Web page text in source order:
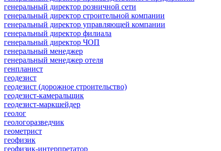
генеральный директор розничной сети
генеральный директор строительной компании
генеральный директор управляющей компании
генеральный директор филиала
генеральный директор ЧОП
генеральный менеджер
генеральный менеджер отеля
генпланист
геодезист
геодезист (дорожное строительство)
геодезист-камеральщик
геодезист-маркшейдер
геолог
геологоразведчик
геометрист
геофизик
геофизик-интерпретатор